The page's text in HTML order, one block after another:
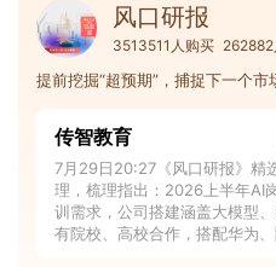
风口研报
3513511人购买 262882
提前挖掘“超预期”，捕捉下一个市
传智教育
7月29日20:27《风口研报》精
理，梳理指出：2026上半年AI
训需求，公司搭建涵盖大模型
有院校、高校合作，搭配华为